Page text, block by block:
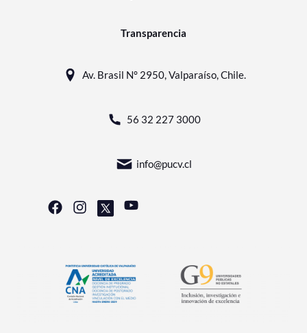
Transparencia
Av. Brasil N° 2950, Valparaíso, Chile.
56 32 227 3000
info@pucv.cl